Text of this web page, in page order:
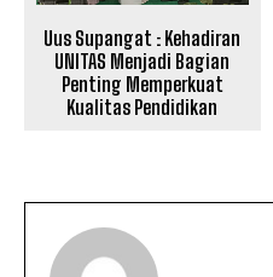
Uus Supangat : Kehadiran
UNITAS Menjadi Bagian
Penting Memperkuat
Kualitas Pendidikan